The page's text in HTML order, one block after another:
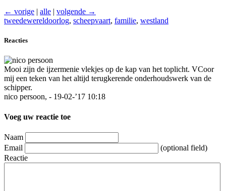
← vorige | alle | volgende →
tweedewereldoorlog, scheepvaart, familie, westland
Reacties
Mooi zijn de ijzermenie vlekjes op de kap van het toplicht. VCoor
mij een teken van het altijd terugkerende onderhoudswerk van de
schipper.
nico persoon, - 19-02-’17 10:18
Voeg uw reactie toe
Naam
Email
(optional field)
Reactie